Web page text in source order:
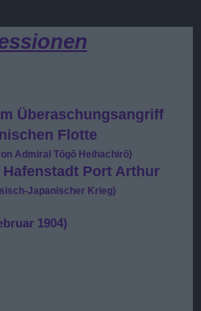
Überaschungsangriff
Flotte
Admiral Tōgō Heihachirō)
Port Arthur
Japanischer Krieg)
1904)